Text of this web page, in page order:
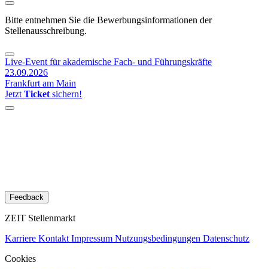
Bitte entnehmen Sie die Bewerbungsinformationen der
Stellenausschreibung.
Live-Event für akademische Fach- und Führungskräfte
23.09.2026
Frankfurt am Main
Jetzt Ticket sichern!
Feedback
ZEIT Stellenmarkt
Karriere Kontakt Impressum Nutzungsbedingungen Datenschutz
Cookies